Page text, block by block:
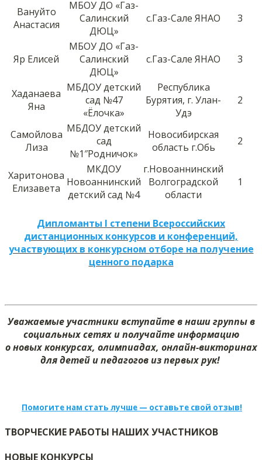
Вануйто
Анастасия
МБОУ ДО «Газ-
Салинский
ДЮЦ»
с.Газ-Сале ЯНАО 3
Яр Елисей
МБОУ ДО «Газ-
Салинский
ДЮЦ»
с.Газ-Сале ЯНАО 3
Хаданаева
Яна
МБДОУ детский
сад №47
«Ёлочка»
Республика
Бурятия, г. Улан-
Удэ
2
Самойлова
Лиза
МБДОУ детский
сад
№1″Родничок»
Новосибирская
область г.Обь
2
Харитонова
Елизавета
МКДОУ
Новоаннинский
детский сад №4
г.Новоаннинский
Волгоградской
области
1
Дипломанты I степени Всероссийских
дистанционных конкурсов и конференций,
участвующих в конкурсном отборе на получение
ценного подарка
Уважаемые участники вступайте в наши группы в
социальных сетях и получайте информацию
о новых конкурсах, олимпиадах, онлайн-викторинах
для детей и педагогов из первых рук!
Помогите нам стать лучше — оставьте свой отзыв!
ТВОРЧЕСКИЕ РАБОТЫ НАШИХ УЧАСТНИКОВ
НОВЫЕ КОНКУРСЫ